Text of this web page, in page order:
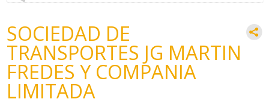
SOCIEDAD DE
TRANSPORTES JG MARTIN
FREDES Y COMPANIA
LIMITADA